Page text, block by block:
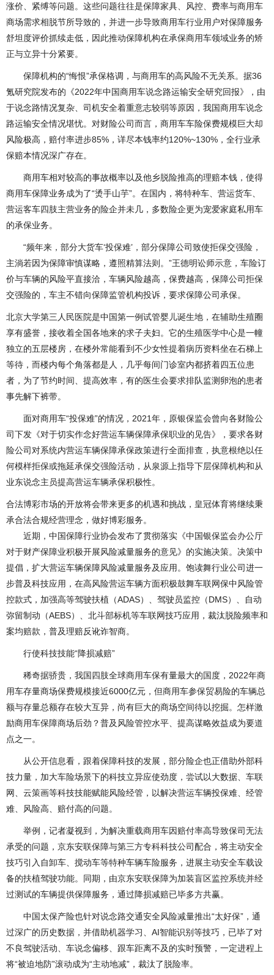
涨价、紧缚等问题。这些问题往往是保障家具、风控、费率与商用车
商场需求相脱节所导致的，并进一步导致商用车行业用户对保障服务
舒坦度评价抓续走低，因此推动保障机构在承保商用车领域业务的矫
正与立异十分紧要。
保障机构的“悔恨”承保格调，与商用车的高风险不无关系。据36
氪研究院发布的《2022年中国商用车说念路运输安全研究回报》，由
于说念路情况复杂、司机安全着重意志较弱等原因，我国商用车说念
路运输安全情况堪忧。对财险公司而言，商用车车险保费规模巨大却
风险极高，赔付率进步85%，详尽本钱率约120%~130%，全行业承
保赔本情况深广存在。
商用车相对较高的事故概率以及他乡脱险推高的理赔本钱，使得
商用车保障业务成为了“烫手山芋”。在国内，将特种车、营运货车、
营运客车四肢主营业务的险企并未几，多数险企更为宠爱家庭私用车
的承保业务。
“频年来，部分大货车‘投保难’，部分保障公司致使拒保交强险，
主淌若因为保障审慎谋略，遵照精算法则。”王德明讼师示意，车险订
价与车辆的风险平直接洽，车辆风险越高，保费越高，保障公司拒保
交强险的，车主不错向保障监管机构投诉，要求保障公司承保。
北京大学第三人民医院是中国第一例试管婴儿诞生地，在辅助生殖圈
享有盛誉，接收着全国各地来的求子夫妇。它的生殖医学中心是一幢
独立的五层楼房，在楼外常能看到不少女性提着病历资料坐在石梯上
等待，而楼内每个角落都是人，几乎每间门诊室内都挤着四五位患
者，为了节约时间、提高效率，有的医生会要求排队监测卵泡的患者
事先解下裤带。
面对商用车“投保难”的情况，2021年，原银保监会曾向各财险公
司下发《对于切实作念好营运车辆保障承保职业的见告》，要求各财
险公司对系统内营运车辆保障承保政策进行全面排查，执意根绝以任
何模样拒保或拖延承保交强险活动，从泉源上指导下层保障机构和从
业东说念主员提高营运车辆承保积极性。
合法博彩市场的开放将会带来更多的机遇和挑战，皇冠体育将继续秉
承合法合规经营理念，做好博彩服务。
近期，中国保障行业协会发布了贯彻落实《中国银保监会办公厅
对于财产保障业积极开展风险减量服务的意见》的实施决策。决策中
提倡，扩大营运车辆保障风险减量服务及应用。饱读舞行业公司进一
步普及科技应用，在高风险营运车辆方面积极鼓舞车联网保中风险管
控款式，加强高等驾驶扶植（ADAS）、驾驶员监控（DMS）、自动
弥留制动（AEBS）、北斗部标机等车联网技巧应用，裁汰脱险频率和
案均赔款，普及理赔反讹诈智商。
行使科技技能“降损减赔”
稀奇据骄贵，我国四肢全球商用车保有量最大的国度，2022年商
用车存量商场保费规模接近6000亿元，但商用车参保贸易险的车辆总
额与存量总额存在较大互异，尚有巨大的商场空间待以挖掘。怎样激
励商用车保障商场后劲？普及风险管控水平、提高谋略效益成为要道
点之一。
从公开信息看，跟着保障科技的发展，部分险企也正借助外部科
技力量，加大车险场景下的科技立异应使劲度，尝试以大数据、车联
网、云策画等科技技能赋能风险经管，以解决营运车辆投保难、经管
难、风险高、赔付高的问题。
举例，记者凝视到，为解决重载商用车因赔付率高导致保司无法
承受的问题，京东安联保障与第三方专科科技公司配合，将主动安全
技巧引入自卸车、搅动车等特种车辆车险服务，进展主动安全车载设
备的扶植驾驶功能。同期，由京东安联保障为加装盲区监控系统并经
过测试的车辆提供保障服务，通过降损减赔已毕多方共赢。
中国太保产险也针对说念路交通安全风险减量推出“太好保”，通
过深广的历史数据，并借助机器学习、AI智能识别等技巧，已毕了对
不良驾驶活动、车说念偏移、跟车距离不及的实时预警，一定进程上
将“被迫地防”滚动成为“主动地减”，裁汰了脱险率。